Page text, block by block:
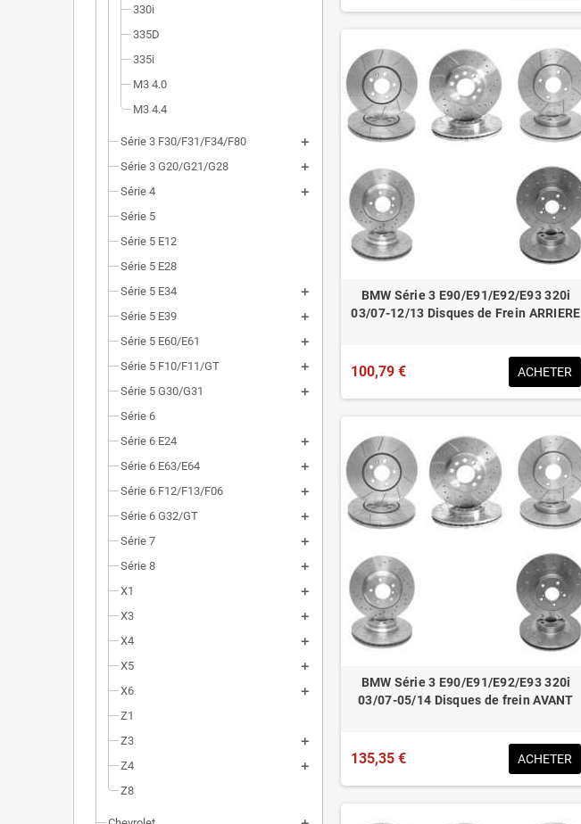
330i
335D
335i
M3 4.0
M3 4.4
Série 3 F30/F31/F34/F80
Série 3 G20/G21/G28
Série 4
Série 5
Série 5 E12
Série 5 E28
Série 5 E34
Série 5 E39
Série 5 E60/E61
Série 5 F10/F11/GT
Série 5 G30/G31
Série 6
Série 6 E24
Série 6 E63/E64
Série 6 F12/F13/F06
Série 6 G32/GT
Série 7
Série 8
X1
X3
X4
X5
X6
Z1
Z3
Z4
Z8
BMW Série 3 E90/E91/E92/E93 320i
03/07-12/13 Disques de Frein ARRIERE
100,79 € ACHETER
BMW Série 3 E90/E91/E92/E93 320i
03/07-05/14 Disques de frein AVANT
135,35 € ACHETER